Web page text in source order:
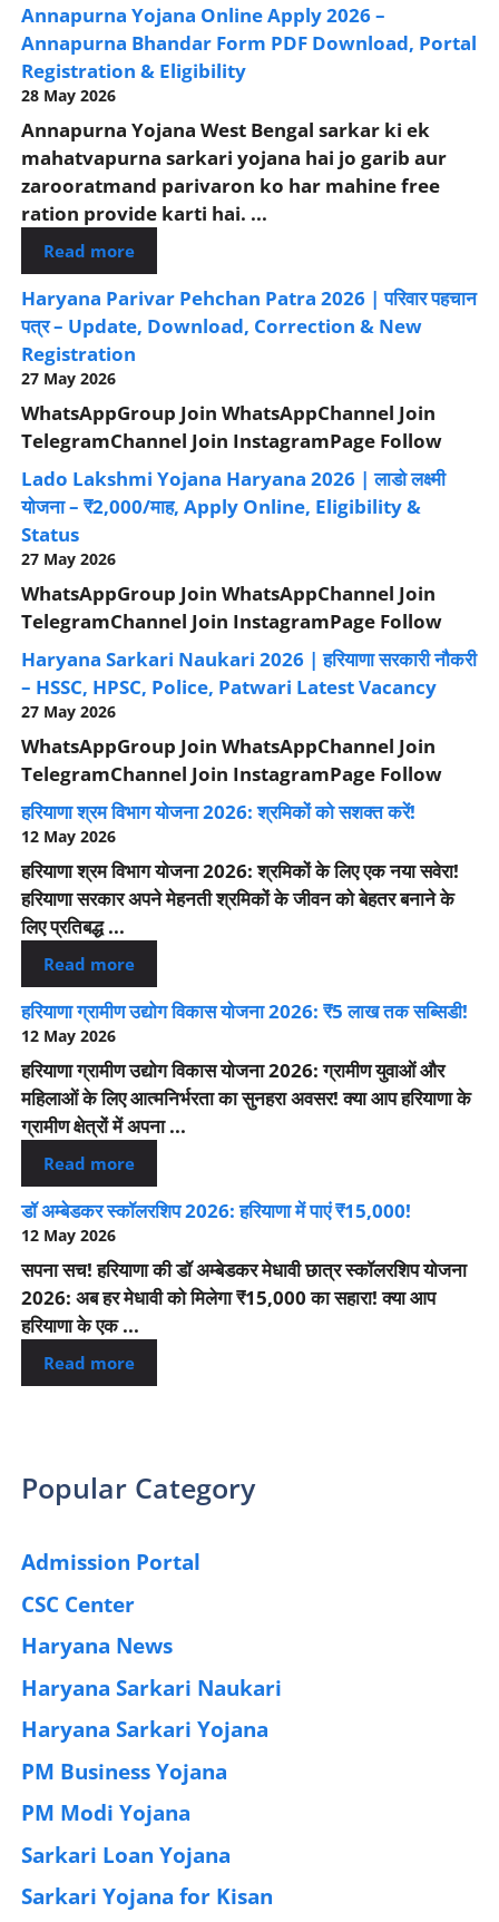
Annapurna Yojana Online Apply 2026 –
Annapurna Bhandar Form PDF Download, Portal
Registration & Eligibility
28 May 2026
Annapurna Yojana West Bengal sarkar ki ek
mahatvapurna sarkari yojana hai jo garib aur
zarooratmand parivaron ko har mahine free
ration provide karti hai. ...
Read more
Haryana Parivar Pehchan Patra 2026 | परिवार पहचान
पत्र – Update, Download, Correction & New
Registration
27 May 2026
WhatsAppGroup Join WhatsAppChannel Join
TelegramChannel Join InstagramPage Follow
Lado Lakshmi Yojana Haryana 2026 | लाडो लक्ष्मी
योजना – ₹2,000/माह, Apply Online, Eligibility &
Status
27 May 2026
WhatsAppGroup Join WhatsAppChannel Join
TelegramChannel Join InstagramPage Follow
Haryana Sarkari Naukari 2026 | हरियाणा सरकारी नौकरी
– HSSC, HPSC, Police, Patwari Latest Vacancy
27 May 2026
WhatsAppGroup Join WhatsAppChannel Join
TelegramChannel Join InstagramPage Follow
हरियाणा श्रम विभाग योजना 2026: श्रमिकों को सशक्त करें!
12 May 2026
हरियाणा श्रम विभाग योजना 2026: श्रमिकों के लिए एक नया सवेरा!
हरियाणा सरकार अपने मेहनती श्रमिकों के जीवन को बेहतर बनाने के
लिए प्रतिबद्ध ...
Read more
हरियाणा ग्रामीण उद्योग विकास योजना 2026: ₹5 लाख तक सब्सिडी!
12 May 2026
हरियाणा ग्रामीण उद्योग विकास योजना 2026: ग्रामीण युवाओं और
महिलाओं के लिए आत्मनिर्भरता का सुनहरा अवसर! क्या आप हरियाणा के
ग्रामीण क्षेत्रों में अपना ...
Read more
डॉ अम्बेडकर स्कॉलरशिप 2026: हरियाणा में पाएं ₹15,000!
12 May 2026
सपना सच! हरियाणा की डॉ अम्बेडकर मेधावी छात्र स्कॉलरशिप योजना
2026: अब हर मेधावी को मिलेगा ₹15,000 का सहारा! क्या आप
हरियाणा के एक ...
Read more
Popular Category
Admission Portal
CSC Center
Haryana News
Haryana Sarkari Naukari
Haryana Sarkari Yojana
PM Business Yojana
PM Modi Yojana
Sarkari Loan Yojana
Sarkari Yojana for Kisan